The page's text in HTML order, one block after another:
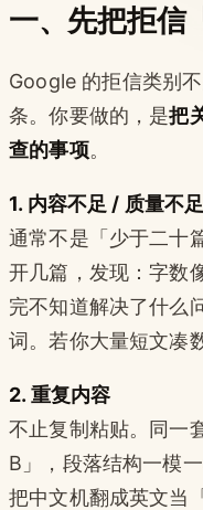
一、先把拒信
Google 的拒信类别
条。你要做的，是把
查的事项。
1. 内容不足 / 质量不足
通常不是「少于二十
开几篇，发现：字数
完不知道解决了什么
词。若你大量短文凑
2. 重复内容
不止复制粘贴。同一
B」，段落结构一模
把中文机翻成英文当